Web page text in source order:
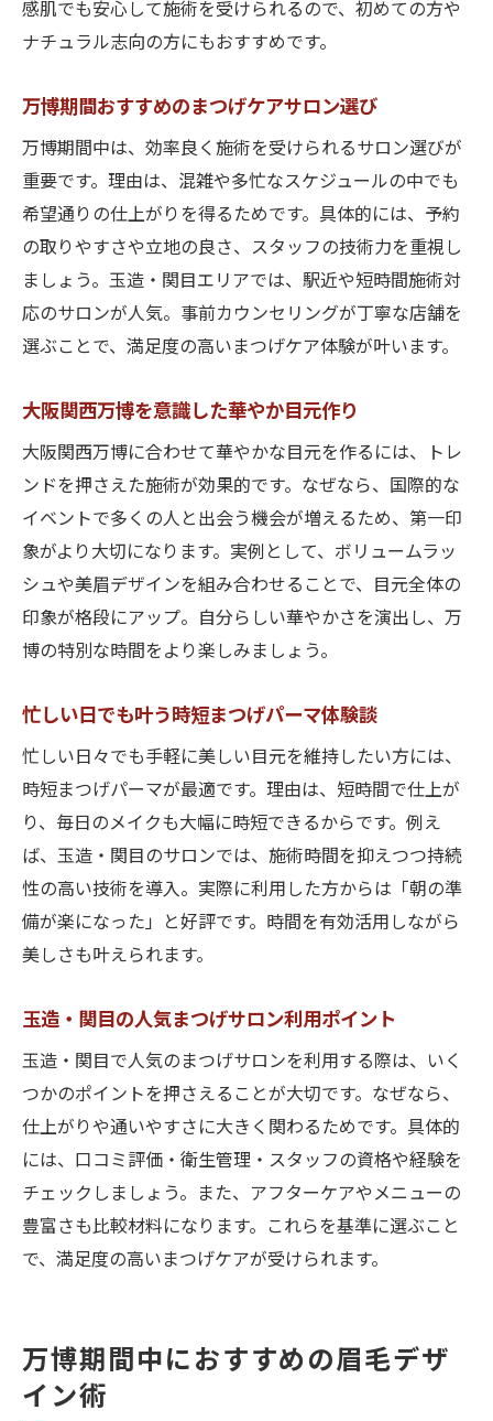
感肌でも安心して施術を受けられるので、初めての方や
ナチュラル志向の方にもおすすめです。
万博期間おすすめのまつげケアサロン選び
万博期間中は、効率良く施術を受けられるサロン選びが
重要です。理由は、混雑や多忙なスケジュールの中でも
希望通りの仕上がりを得るためです。具体的には、予約
の取りやすさや立地の良さ、スタッフの技術力を重視し
ましょう。玉造・関目エリアでは、駅近や短時間施術対
応のサロンが人気。事前カウンセリングが丁寧な店舗を
選ぶことで、満足度の高いまつげケア体験が叶います。
大阪関西万博を意識した華やか目元作り
大阪関西万博に合わせて華やかな目元を作るには、トレ
ンドを押さえた施術が効果的です。なぜなら、国際的な
イベントで多くの人と出会う機会が増えるため、第一印
象がより大切になります。実例として、ボリュームラッ
シュや美眉デザインを組み合わせることで、目元全体の
印象が格段にアップ。自分らしい華やかさを演出し、万
博の特別な時間をより楽しみましょう。
忙しい日でも叶う時短まつげパーマ体験談
忙しい日々でも手軽に美しい目元を維持したい方には、
時短まつげパーマが最適です。理由は、短時間で仕上が
り、毎日のメイクも大幅に時短できるからです。例え
ば、玉造・関目のサロンでは、施術時間を抑えつつ持続
性の高い技術を導入。実際に利用した方からは「朝の準
備が楽になった」と好評です。時間を有効活用しながら
美しさも叶えられます。
玉造・関目の人気まつげサロン利用ポイント
玉造・関目で人気のまつげサロンを利用する際は、いく
つかのポイントを押さえることが大切です。なぜなら、
仕上がりや通いやすさに大きく関わるためです。具体的
には、口コミ評価・衛生管理・スタッフの資格や経験を
チェックしましょう。また、アフターケアやメニューの
豊富さも比較材料になります。これらを基準に選ぶこと
で、満足度の高いまつげケアが受けられます。
万博期間中におすすめの眉毛デザ
イン術